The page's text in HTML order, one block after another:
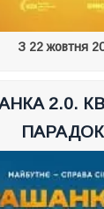
З 22 жовтня
2.0.